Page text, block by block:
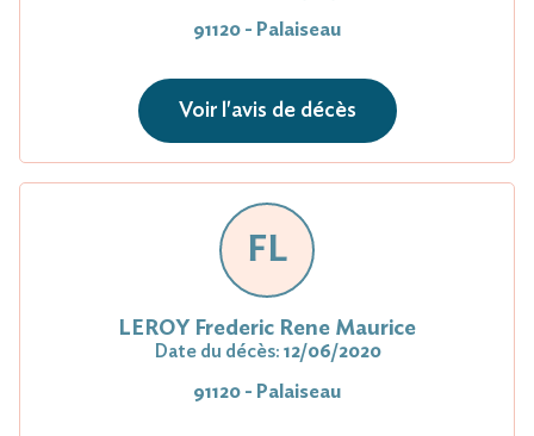
91120 - Palaiseau
Voir l'avis de décès
FL
LEROY Frederic Rene Maurice
Date du décès: 12/06/2020
91120 - Palaiseau